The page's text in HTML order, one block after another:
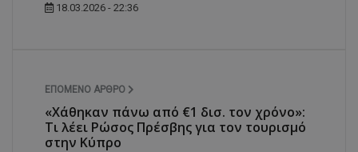
18.03.2026 - 22:36
ΕΠΌΜΕΝΟ ΆΡΘΡΟ
«Χάθηκαν πάνω από €1 δισ. τον χρόνο»:
Τι λέει Ρώσος Πρέσβης για τον τουρισμό
στην Κύπρο